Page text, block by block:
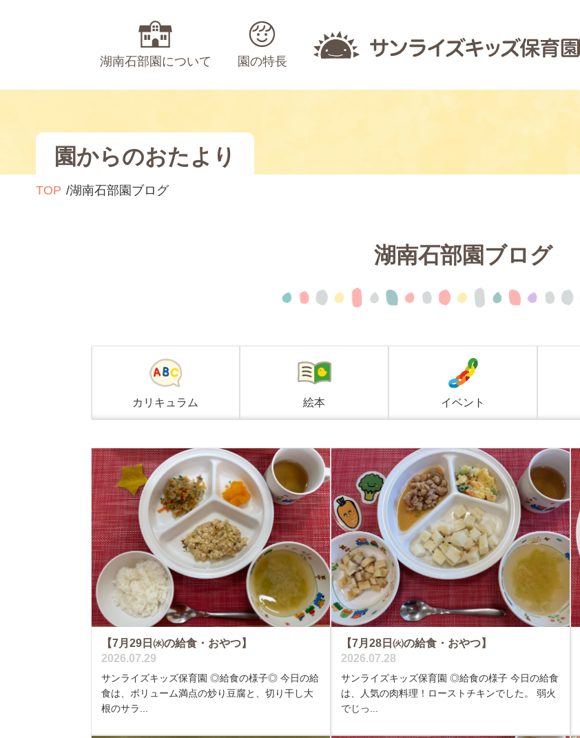
湖南石部園について 園の特長
園からのおたより
TOP 湖南石部園ブログ
湖南石部園ブログ
カリ キュラム 絵本 イベント
【7月29日㈬の給食・おやつ】
2026.07.29
サンライズキッズ保育園 ◎給食の様子◎ 今日の給
食は、ボリューム満点の炒り豆腐と、切り干し大
根のサラ...
【7月28日㈫の給食・おやつ】
2026.07.28
サンライズキッズ保育園 ◎給食の様子 今日の給食
は、人気の肉料理！ローストチキンでした。 弱火
でじっ...